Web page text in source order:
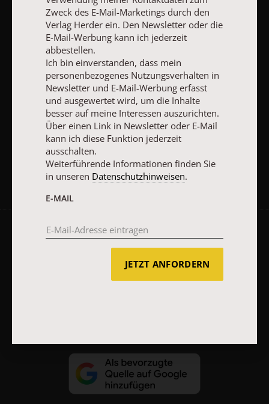
und ausgewertet wird, um die Inhalte besser auf meine
Interessen auszurichten. Über einen Link in Newsletter oder E-
Mail kann ich diese Funktion jederzeit ausschalten.
Weiterführende Informationen finden Sie in unseren
Datenschutzhinweisen
JETZT ANMELDEN
AGB und Widerrufsbelehrung Datenschutz Barrierefreiheit
Zweck des E-Mail-Marketings durch den
Verlag Herder ein. Den Newsletter oder die
E-Mail-Werbung kann ich jederzeit
abbestellen.
Ich bin einverstanden, dass mein
personenbezogenes Nutzungsverhalten in
Newsletter und E-Mail-Werbung erfasst
und ausgewertet wird, um die Inhalte
besser auf meine Interessen auszurichten.
Über einen Link in Newsletter oder E-Mail
kann ich diese Funktion jederzeit
ausschalten.
Weiterführende Informationen finden Sie
in unseren Datenschutzhinweisen.
E-MAIL
JETZT ANFORDERN